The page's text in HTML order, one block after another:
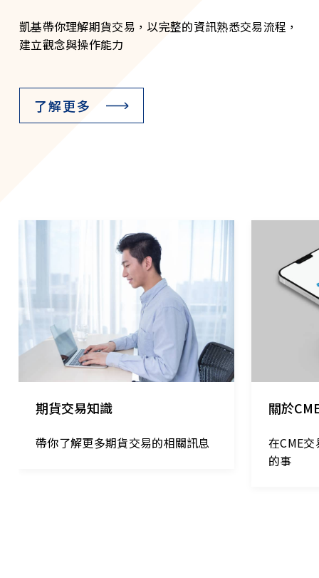
凱基帶你理解期貨交易，以完整的資訊熟悉交易流程，
建立觀念與操作能力
了解更多
期貨交易知識
帶你了解更多期貨交易的相關訊息
關於
在CME
的事